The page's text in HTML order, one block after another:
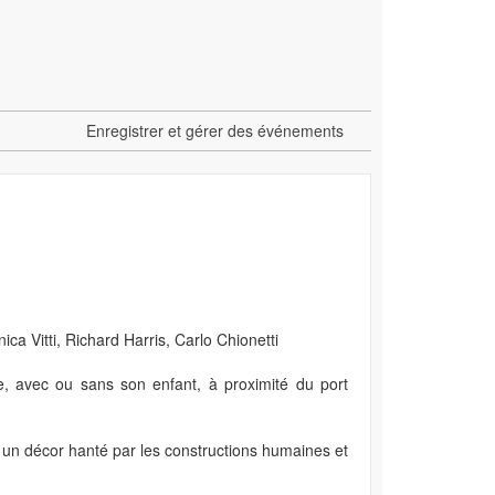
Enregistrer et gérer des événements
Vitti, Richard Harris, Carlo Chionetti
avec ou sans son enfant, à proximité du port
décor hanté par les constructions humaines et